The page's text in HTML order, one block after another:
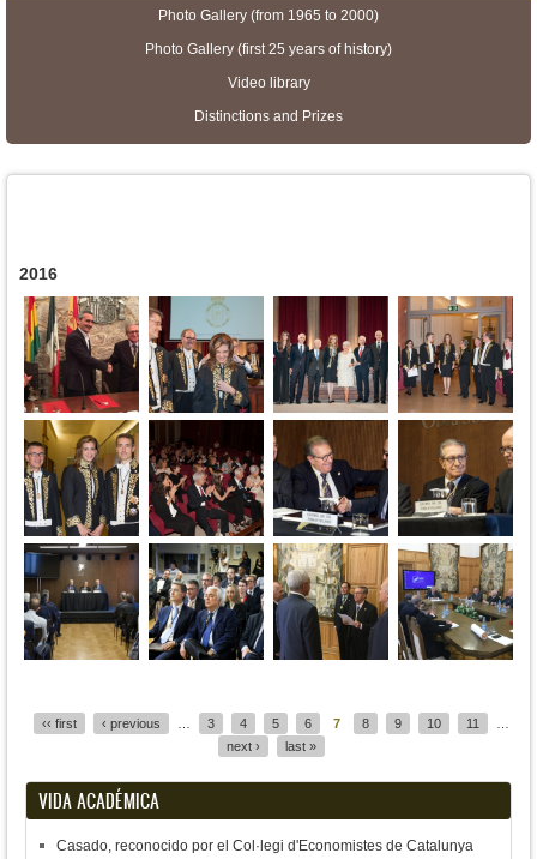
Photo Gallery (from 1965 to 2000)
Photo Gallery (first 25 years of history)
Video library
Distinctions and Prizes
2016
‹‹ first ‹ previous 3 4 5 6 7 8 9 10 11
next ›
last »
VIDA ACADÉMICA
Casado, reconocido por el Col·legi d'Economistes de Catalunya